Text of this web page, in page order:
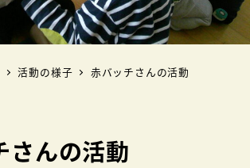
活動の様子 赤バッチさんの活動
さんの活動